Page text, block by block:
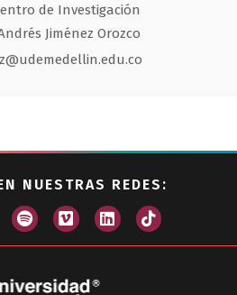
de Investigación
Jiménez Orozco
NUESTRAS REDES: